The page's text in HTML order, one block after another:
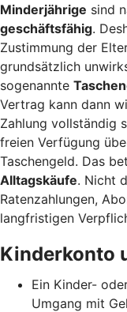
Minderjährige sind
geschäftsfähig.
Zustimmung der
grundsätzlich
sogenannte
Vertrag kann dann
Zahlung vollständig
freien Verfügung
Taschengeld. Das
Alltagskäufe. Nicht
Ratenzahlungen,
langfristigen
Kinderkonto
Ein Kinder-
Umgang mit